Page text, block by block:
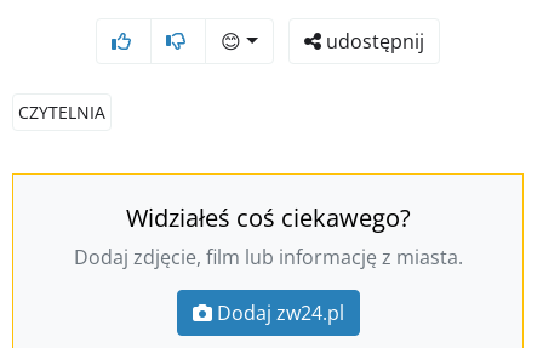
😊 udostępnij
CZYTELNIA
Widziałeś coś ciekawego?
Dodaj zdjęcie, film lub informację z miasta.
Dodaj zw24.pl